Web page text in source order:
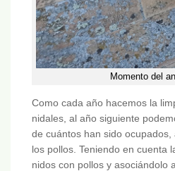
Momento del
Como cada año hacemos la
nidales, al año siguiente
de cuántos han sido
los pollos. Teniendo en cuenta
nidos con pollos y asociándolo